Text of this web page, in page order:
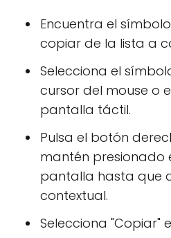
Encuentra el
copiar de la lista a
Selecciona el
cursor del mouse o
pantalla táctil.
Pulsa el botón
mantén presionado
pantalla hasta que
contextual.
Selecciona "Copiar"